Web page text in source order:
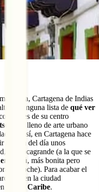
bella, Cartagena de Indias
en ninguna lista de qué ver
de su centro
lleno de arte urbano
Eso sí, en Cartagena hace
al plan del día unos
en Bocagrande (a la que se
en Barú, más bonita pero
en coche). Para acabar el
en la ciudad
el mar Caribe.